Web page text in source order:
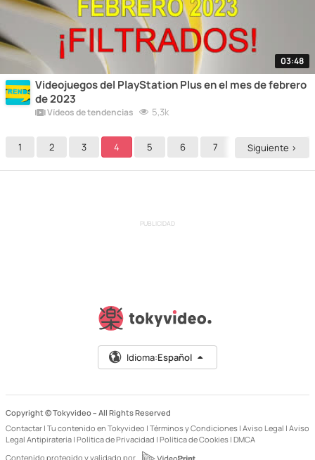
03:48
Videojuegos del PlayStation Plus en el mes de febrero
de 2023
Vídeos de tendencias 5,3k
1 2 3 4 5 6 7 8 9
Siguiente >
PUBLICIDAD
Idioma:Español
Copyright © Tokyvideo – All Rights Reserved
Contactar | Tu contenido en Tokyvideo | Términos y Condiciones | Aviso Legal | Aviso
Legal Antipiratería | Política de Privacidad | Política de Cookies | DMCA
Contenido protegido y validado por